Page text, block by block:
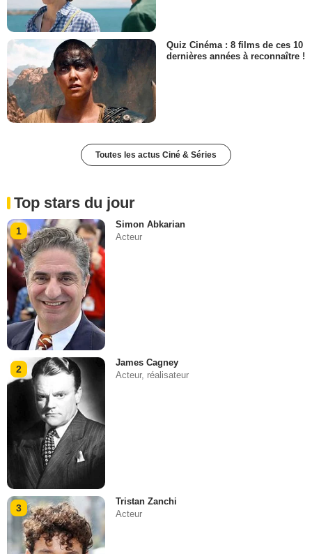
Quiz Cinéma : 8 films de ces 10
dernières années à reconnaître !
Toutes les actus Ciné & Séries
Top stars du jour
1
Simon Abkarian
Acteur
2
James Cagney
Acteur, réalisateur
3
Tristan Zanchi
Acteur